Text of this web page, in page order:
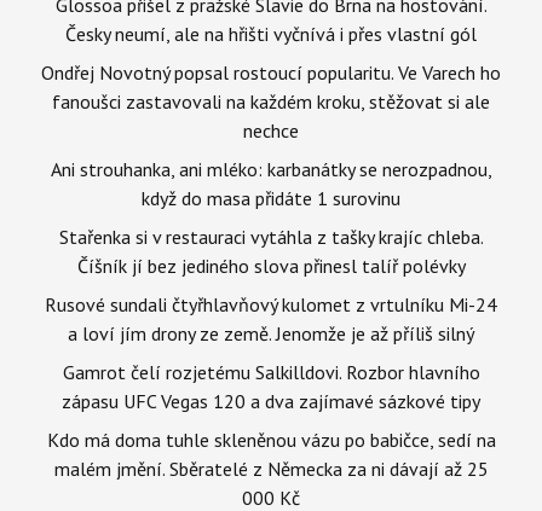
Glossoa přišel z pražské Slavie do Brna na hostování.
Česky neumí, ale na hřišti vyčnívá i přes vlastní gól
Ondřej Novotný popsal rostoucí popularitu. Ve Varech ho
fanoušci zastavovali na každém kroku, stěžovat si ale
nechce
Ani strouhanka, ani mléko: karbanátky se nerozpadnou,
když do masa přidáte 1 surovinu
Stařenka si v restauraci vytáhla z tašky krajíc chleba.
Číšník jí bez jediného slova přinesl talíř polévky
Rusové sundali čtyřhlavňový kulomet z vrtulníku Mi-24
a loví jím drony ze země. Jenomže je až příliš silný
Gamrot čelí rozjetému Salkilldovi. Rozbor hlavního
zápasu UFC Vegas 120 a dva zajímavé sázkové tipy
Kdo má doma tuhle skleněnou vázu po babičce, sedí na
malém jmění. Sběratelé z Německa za ni dávají až 25
000 Kč